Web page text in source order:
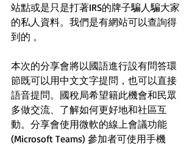
站點或是只是打著IRS的牌子騙人騙大家
的私人資料。我們是有網站可以查詢得
到的 。
本次的分享會將以國語進行設有問答環
節既可以用中文文字提問，也可以直接
語音提問。國稅局希望籍此機會和民眾
多做交流、了解如何更好地和社區互
動。分享會使用微軟的線上會議功能
(Microsoft Teams) 參加者可使用手機